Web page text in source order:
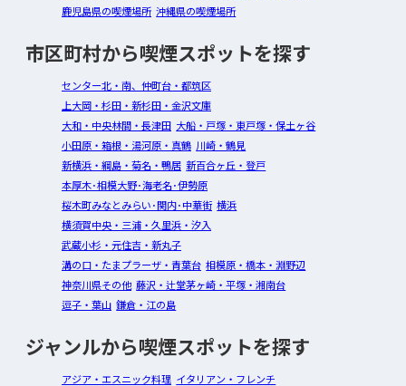
鹿児島県の喫煙場所 沖縄県の喫煙場所
市区町村から喫煙スポットを探す
センター北・南、仲町台・都筑区
上大岡・杉田・新杉田・金沢文庫
大和・中央林間・長津田 大船・戸塚・東戸塚・保土ヶ谷
小田原・箱根・湯河原・真鶴 川崎・鶴見
新横浜・綱島・菊名・鴨居 新百合ヶ丘・登戸
本厚木･相模大野･海老名･伊勢原
桜木町みなとみらい･関内･中華街 横浜
横須賀中央・三浦・久里浜・汐入
武蔵小杉・元住吉・新丸子
溝の口・たまプラーザ・青葉台 相模原・橋本・淵野辺
神奈川県その他 藤沢・辻堂茅ヶ崎・平塚・湘南台
逗子・葉山 鎌倉・江の島
ジャンルから喫煙スポットを探す
アジア・エスニック料理 イタリアン・フレンチ